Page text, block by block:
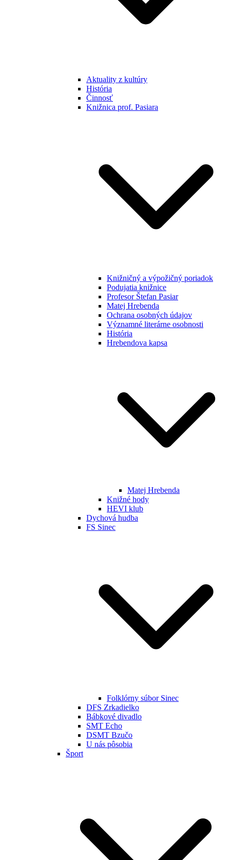
Aktuality z kultúry
História
Činnosť
Knižnica prof. Pasiara
Knižničný a výpožičný poriadok
Podujatia knižnice
Profesor Štefan Pasiar
Matej Hrebenda
Ochrana osobných údajov
Významné literárne osobnosti
História
Hrebendova kapsa
Matej Hrebenda
Knižné hody
HEVI klub
Dychová hudba
FS Sinec
Folklórny súbor Sinec
DFS Zrkadielko
Bábkové divadlo
SMT Echo
DSMT Bzučo
U nás pôsobia
Šport